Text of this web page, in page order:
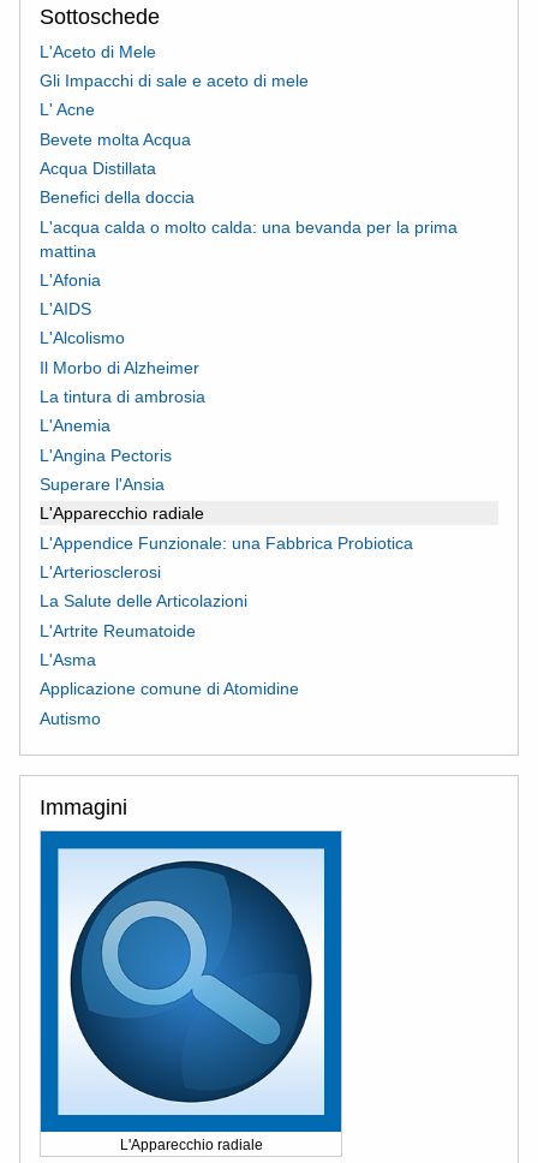
Sottoschede
L'Aceto di Mele
Gli Impacchi di sale e aceto di mele
L' Acne
Bevete molta Acqua
Acqua Distillata
Benefici della doccia
L'acqua calda o molto calda: una bevanda per la prima
mattina
L'Afonia
L'AIDS
L'Alcolismo
Il Morbo di Alzheimer
La tintura di ambrosia
L'Anemia
L'Angina Pectoris
Superare l'Ansia
L'Apparecchio radiale
L'Appendice Funzionale: una Fabbrica Probiotica
L'Arteriosclerosi
La Salute delle Articolazioni
L'Artrite Reumatoide
L'Asma
Applicazione comune di Atomidine
Autismo
Immagini
L'Apparecchio radiale